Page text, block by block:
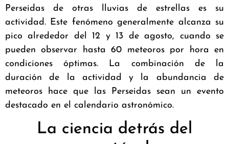
Perseidas de otras lluvias de estrellas es su
actividad. Este fenómeno generalmente alcanza su
pico alrededor del 12 y 13 de agosto, cuando se
pueden observar hasta 60 meteoros por hora en
condiciones óptimas. La combinación de la
duración de la actividad y la abundancia de
meteoros hace que las Perseidas sean un evento
destacado en el calendario astronómico.
La ciencia detrás del